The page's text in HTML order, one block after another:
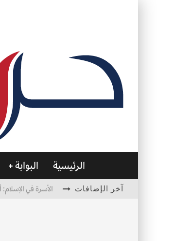
الرئيسية البوابة
آخر الإضافات الأسرة في